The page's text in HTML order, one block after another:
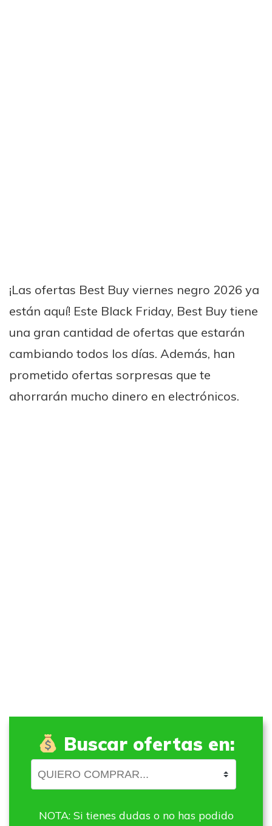
¡Las ofertas Best Buy viernes negro 2026 ya
están aquí! Este Black Friday, Best Buy tiene
una gran cantidad de ofertas que estarán
cambiando todos los días. Además, han
prometido ofertas sorpresas que te
ahorrarán mucho dinero en electrónicos.
Buscar ofertas en:
NOTA: Si tienes dudas o no has podido